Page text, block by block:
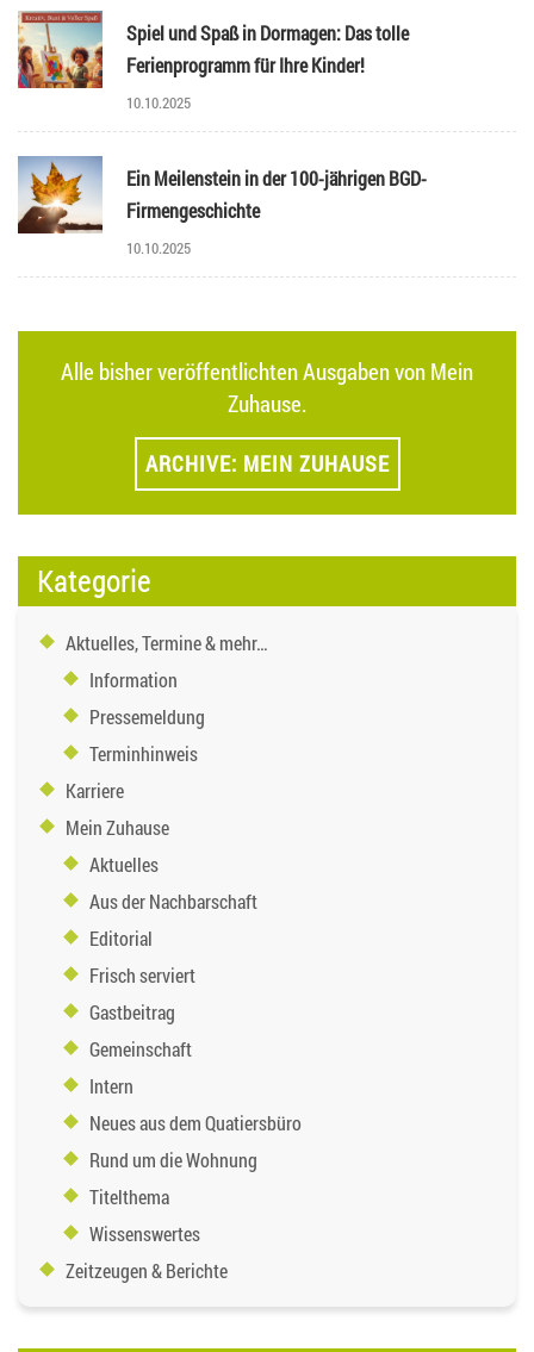
Spiel und Spaß in Dormagen: Das tolle
Ferienprogramm für Ihre Kinder!
10.10.2025
Ein Meilenstein in der 100-jährigen BGD-
Firmengeschichte
10.10.2025
Alle bisher veröffentlichten Ausgaben von Mein
Zuhause.
ARCHIVE: MEIN ZUHAUSE
Kategorie
Aktuelles, Termine & mehr…
Information
Pressemeldung
Terminhinweis
Karriere
Mein Zuhause
Aktuelles
Aus der Nachbarschaft
Editorial
Frisch serviert
Gastbeitrag
Gemeinschaft
Intern
Neues aus dem Quatiersbüro
Rund um die Wohnung
Titelthema
Wissenswertes
Zeitzeugen & Berichte